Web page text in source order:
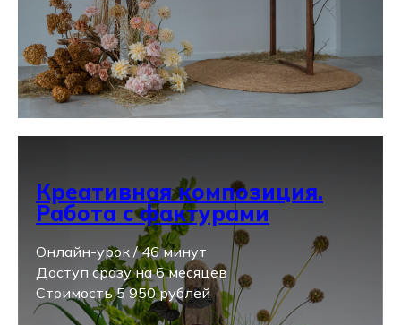
Креативная композиция.
Работа с фактурами
Онлайн-урок / 46 минут
Доступ сразу на 6 месяцев
Стоимость 5 950 рублей